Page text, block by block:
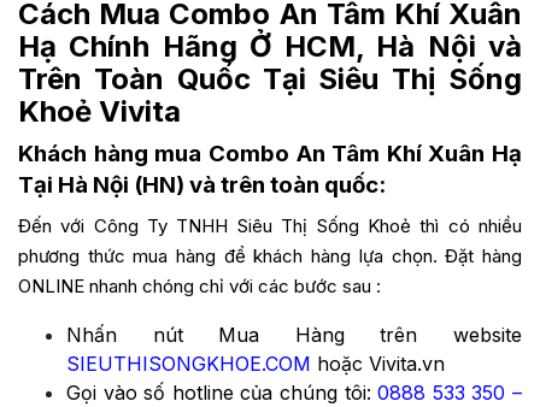
Cách Mua Combo An Tâm Khí Xuân
Hạ Chính Hãng Ở HCM, Hà Nội và
Trên Toàn Quốc Tại Siêu Thị Sống
Khoẻ Vivita
Khách hàng mua Combo An Tâm Khí Xuân Hạ
Tại Hà Nội (HN) và trên toàn quốc:
Đến với Công Ty TNHH Siêu Thị Sống Khoẻ thì có nhiều
phương thức mua hàng để khách hàng lựa chọn. Đặt hàng
ONLINE nhanh chóng chỉ với các bước sau :
Nhấn nút Mua Hàng trên website
SIEUTHISONGKHOE.COM hoặc Vivita.vn
Gọi vào số hotline của chúng tôi:0888 533 350 –